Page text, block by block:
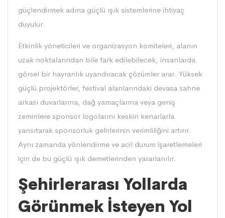
güçlendirmek adına güçlü ışık sistemlerine ihtiyaç
duyulur.
Etkinlik yöneticileri ve organizasyon komiteleri, alanın
uzak noktalarından bile fark edilebilecek, insanlarda
görsel bir hayranlık uyandıracak çözümler arar. Yüksek
güçlü projektörler, festival alanlarındaki devasa sahne
arkası duvarlarına, dağ yamaçlarına veya geniş
zeminlere sponsor logolarını keskin kenarlarla
yansıtarak sponsorluk gelirlerinin verimliliğini artırır.
Aynı zamanda yönlendirme ve acil durum işaretlemeleri
için de bu güçlü ışık demetlerinden yararlanılır.
Şehirlerarası Yollarda
Görünmek İsteyen Yol